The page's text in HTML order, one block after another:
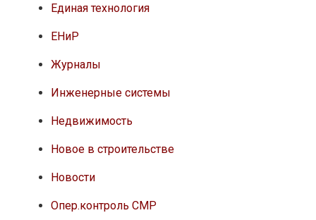
Единая технология
ЕНиР
Журналы
Инженерные системы
Недвижимость
Новое в строительстве
Новости
Опер.контроль СМР